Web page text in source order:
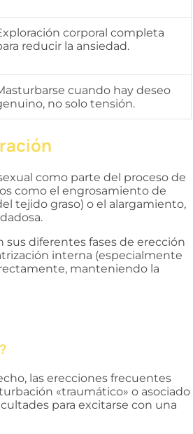
corporal completa
reducir la ansiedad.
cuando hay deseo
no solo tensión.
como parte del proceso de
como el engrosamiento de
tejido graso) o el alargamiento,
diferentes fases de erección
interna (especialmente
manteniendo la
las erecciones frecuentes
«traumático» o asociado
para excitarse con una